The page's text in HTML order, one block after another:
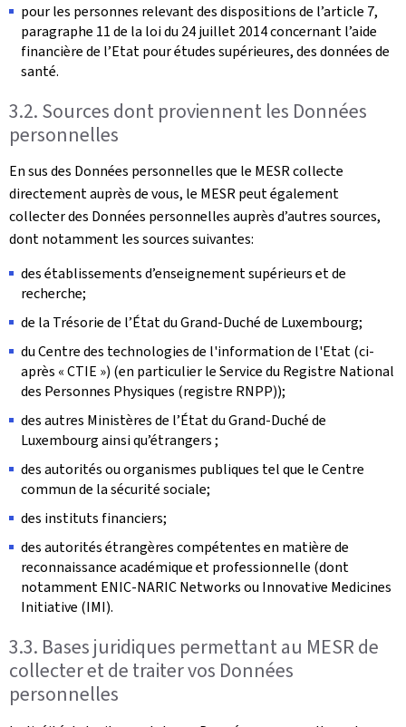
pour les personnes relevant des dispositions de l’article 7,
paragraphe 11 de la loi du 24 juillet 2014 concernant l’aide
financière de l’Etat pour études supérieures, des données de
santé.
3.2. Sources dont proviennent les Données
personnelles
En sus des Données personnelles que le MESR collecte
directement auprès de vous, le MESR peut également
collecter des Données personnelles auprès d’autres sources,
dont notamment les sources suivantes:
des établissements d’enseignement supérieurs et de
recherche;
de la Trésorie de l’État du Grand-Duché de Luxembourg;
du Centre des technologies de l'information de l'Etat (ci-
après « CTIE ») (en particulier le Service du Registre National
des Personnes Physiques (registre RNPP));
des autres Ministères de l’État du Grand-Duché de
Luxembourg ainsi qu’étrangers ;
des autorités ou organismes publiques tel que le Centre
commun de la sécurité sociale;
des instituts financiers;
des autorités étrangères compétentes en matière de
reconnaissance académique et professionnelle (dont
notamment ENIC-NARIC Networks ou Innovative Medicines
Initiative (IMI).
3.3. Bases juridiques permettant au MESR de
collecter et de traiter vos Données
personnelles